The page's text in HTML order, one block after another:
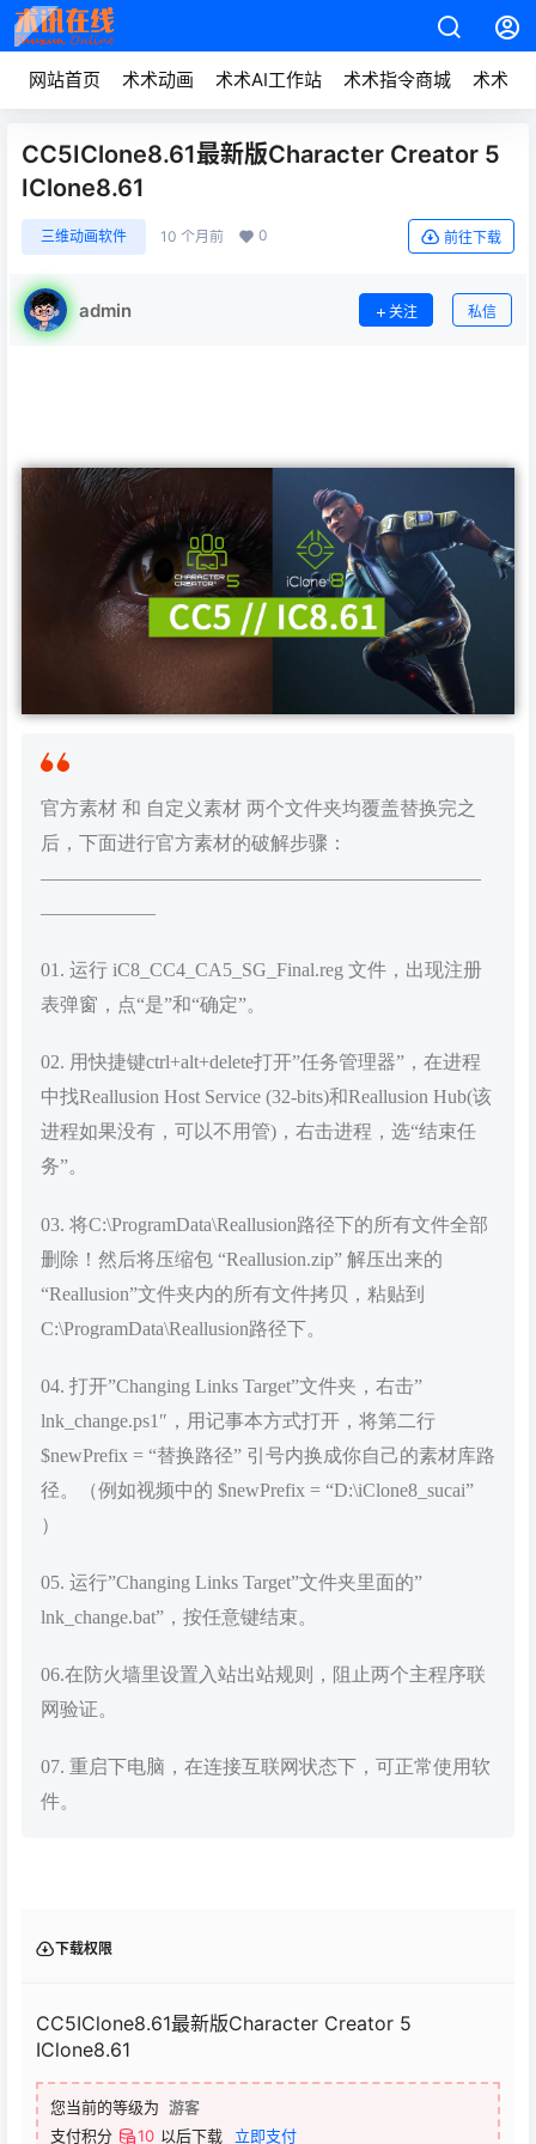
网站首页 术术动画 术术AI工作站 术术指令商城 术术动
CC5IClone8.61最新版Character Creator 5
IClone8.61
三维动画软件 10 个月前 0 前往下载
admin 关注 私信
官方素材 和 自定义素材 两个文件夹均覆盖替换完之
后，下面进行官方素材的破解步骤：
———————————————————————
——————
01. 运行 iC8_CC4_CA5_SG_Final.reg 文件，出现注册
表弹窗，点“是”和“确定”。
02. 用快捷键ctrl+alt+delete打开”任务管理器”，在进程
中找Reallusion Host Service (32-bits)和Reallusion Hub(该
进程如果没有，可以不用管)，右击进程，选“结束任
务”。
03. 将C:\ProgramData\Reallusion路径下的所有文件全部
删除！然后将压缩包 “Reallusion.zip” 解压出来的
“Reallusion”文件夹内的所有文件拷贝，粘贴到
C:\ProgramData\Reallusion路径下。
04. 打开”Changing Links Target”文件夹，右击”
lnk_change.ps1″，用记事本方式打开，将第二行
$newPrefix = “替换路径” 引号内换成你自己的素材库路
径。（例如视频中的 $newPrefix = “D:\iClone8_sucai”
）
05. 运行”Changing Links Target”文件夹里面的”
lnk_change.bat”，按任意键结束。
06.在防火墙里设置入站出站规则，阻止两个主程序联
网验证。
07. 重启下电脑，在连接互联网状态下，可正常使用软
件。
下载权限
CC5IClone8.61最新版Character Creator 5
IClone8.61
您当前的等级为 游客
支付积分
10 以后下载 立即支付